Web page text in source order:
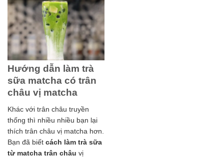
Hướng dẫn làm trà
sữa matcha có trân
châu vị matcha
Khác với trân châu truyền
thống thì nhiều nhiều bạn lại
thích trân châu vị matcha hơn.
Bạn đã biết cách làm trà sữa
từ matcha trân châu vị